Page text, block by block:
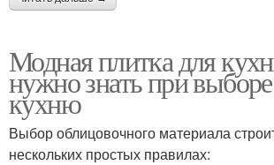
Модная плитка для
нужно знать при
кухню
Выбор облицовочного материала
нескольких простых правилах: